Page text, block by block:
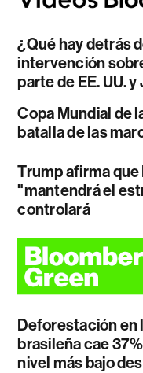
¿Qué hay detrás
intervención
parte de EE. UU.
Copa Mundial de
batalla de las
Trump afirma que
"mantendrá el
controlará
Deforestación en
brasileña cae
nivel más bajo